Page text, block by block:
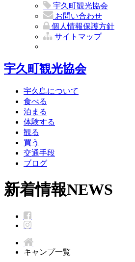
宇久町観光協会
お問い合わせ
個人情報保護方針
サイトマップ
宇久町観光協会
宇久島について
食べる
泊まる
体験する
観る
買う
交通手段
ブログ
新着情報NEWS
キャンプ一覧